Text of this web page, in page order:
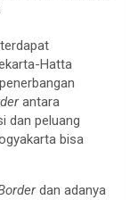
Hatta
antara
dan peluang
bisa
dan adanya